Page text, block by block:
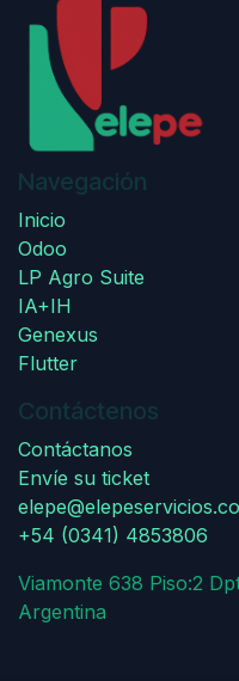
Navegación
Inicio
Odoo
LP Agro Suite
IA+IH
Genexus
Flutter
Contáctenos
Contáctanos
Envíe su ticket
+54 (0341) 4853806
Viamonte 638 Piso:2
Argentina